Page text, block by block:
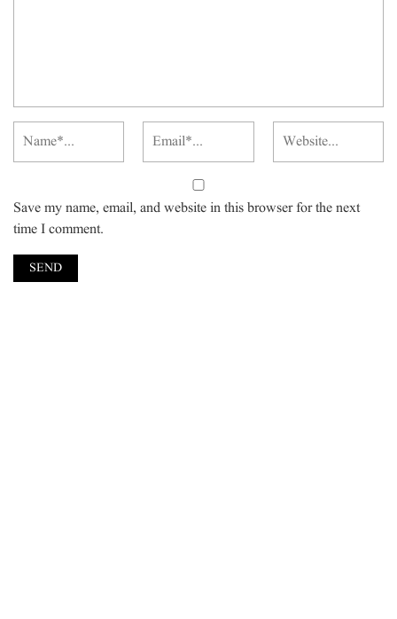
Save my name, email, and website in this browser for the next
time I comment.